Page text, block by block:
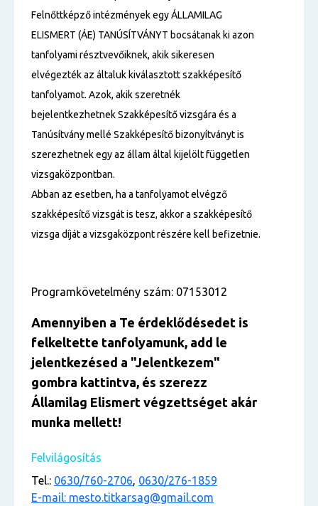
Felnőttképző intézmények egy ÁLLAMILAG
ELISMERT (ÁE) TANÚSÍTVÁNYT bocsátanak ki azon
tanfolyami résztvevőiknek, akik sikeresen
elvégezték az általuk kiválasztott szakképesítő
tanfolyamot. Azok, akik szeretnék
bejelentkezhetnek Szakképesítő vizsgára és a
Tanúsítvány mellé Szakképesítő bizonyítványt is
szerezhetnek egy az állam által kijelölt független
vizsgaközpontban.
Abban az esetben, ha a tanfolyamot elvégző
szakképesítő vizsgát is tesz, akkor a szakképesítő
vizsga díját a vizsgaközpont részére kell befizetnie.
Programkövetelmény szám: 07153012
Amennyiben a Te érdeklődésedet is
felkeltette tanfolyamunk, add le
jelentkezésed a "Jelentkezem"
gombra kattintva, és szerezz
Államilag Elismert végzettséget akár
munka mellett!
Felvilágosítás
Tel.: 0630/760-2706, 0630/276-1859
E-mail: mesto.titkarsag@gmail.com